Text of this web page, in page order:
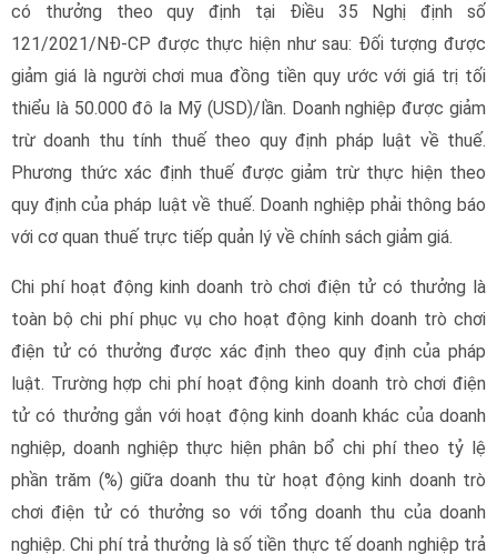
có thưởng theo quy định tại Điều 35 Nghị định số
121/2021/NĐ-CP được thực hiện như sau: Đối tượng được
giảm giá là người chơi mua đồng tiền quy ước với giá trị tối
thiểu là 50.000 đô la Mỹ (USD)/lần. Doanh nghiệp được giảm
trừ doanh thu tính thuế theo quy định pháp luật về thuế.
Phương thức xác định thuế được giảm trừ thực hiện theo
quy định của pháp luật về thuế. Doanh nghiệp phải thông báo
với cơ quan thuế trực tiếp quản lý về chính sách giảm giá.
Chi phí hoạt động kinh doanh trò chơi điện tử có thưởng là
toàn bộ chi phí phục vụ cho hoạt động kinh doanh trò chơi
điện tử có thưởng được xác định theo quy định của pháp
luật. Trường hợp chi phí hoạt động kinh doanh trò chơi điện
tử có thưởng gắn với hoạt động kinh doanh khác của doanh
nghiệp, doanh nghiệp thực hiện phân bổ chi phí theo tỷ lệ
phần trăm (%) giữa doanh thu từ hoạt động kinh doanh trò
chơi điện tử có thưởng so với tổng doanh thu của doanh
nghiệp. Chi phí trả thưởng là số tiền thực tế doanh nghiệp trả